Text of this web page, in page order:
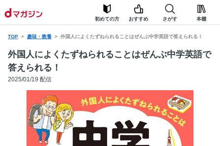
初めての方 おすすめ さがす 本棚
TOP 趣味・教養 外国人によくたずねられることはぜんぶ中学英語で答えられる！
外国人によくたずねられることはぜんぶ中学英語で
答えられる！
2025/01/19 配信